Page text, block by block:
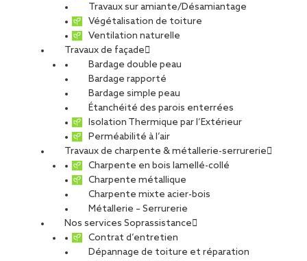
Travaux sur amiante/Désamiantage
Végétalisation de toiture
Ventilation naturelle
Travaux de façade
Bardage double peau
Bardage rapporté
Bardage simple peau
Étanchéité des parois enterrées
Isolation Thermique par l’Extérieur
Perméabilité à l’air
Travaux de charpente & métallerie-serrurerie
Charpente en bois lamellé-collé
Charpente métallique
Charpente mixte acier-bois
Métallerie – Serrurerie
Nos services Soprassistance
Contrat d’entretien
Dépannage de toiture et réparation